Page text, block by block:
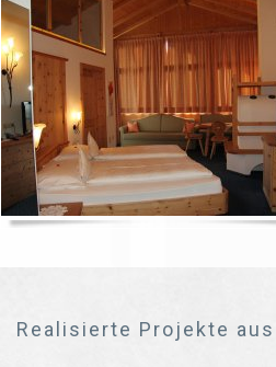
Realisierte Projekte